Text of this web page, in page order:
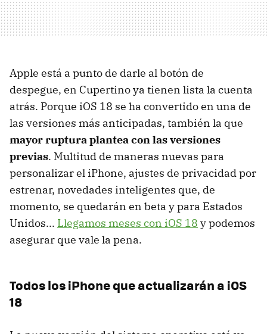
Apple está a punto de darle al botón de
despegue, en Cupertino ya tienen lista la cuenta
atrás. Porque iOS 18 se ha convertido en una de
las versiones más anticipadas, también la que
mayor ruptura plantea con las versiones
previas. Multitud de maneras nuevas para
personalizar el iPhone, ajustes de privacidad por
estrenar, novedades inteligentes que, de
momento, se quedarán en beta y para Estados
Unidos... Llegamos meses con iOS 18 y podemos
asegurar que vale la pena.
Todos los iPhone que actualizarán a iOS
18